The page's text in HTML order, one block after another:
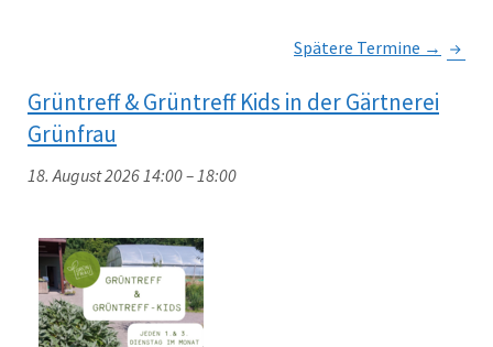
Spätere Termine →
Grüntreff & Grüntreff Kids in der Gärtnerei
Grünfrau
18. August 2026 14:00–18:00